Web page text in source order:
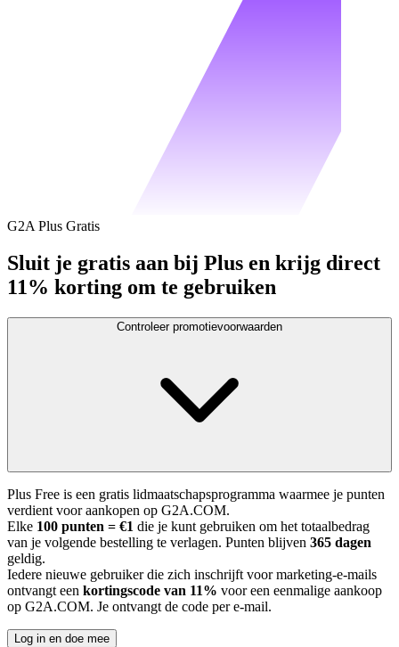
G2A Plus Gratis
Sluit je gratis aan bij Plus en krijg direct
11% korting om te gebruiken
Controleer promotievoorwaarden
Plus Free is een gratis lidmaatschapsprogramma waarmee je punten
verdient voor aankopen op G2A.COM.
Elke 100 punten = €1 die je kunt gebruiken om het totaalbedrag
van je volgende bestelling te verlagen. Punten blijven 365 dagen
geldig.
Iedere nieuwe gebruiker die zich inschrijft voor marketing-e-mails
ontvangt een kortingscode van 11% voor een eenmalige aankoop
op G2A.COM. Je ontvangt de code per e-mail.
Log in en doe mee